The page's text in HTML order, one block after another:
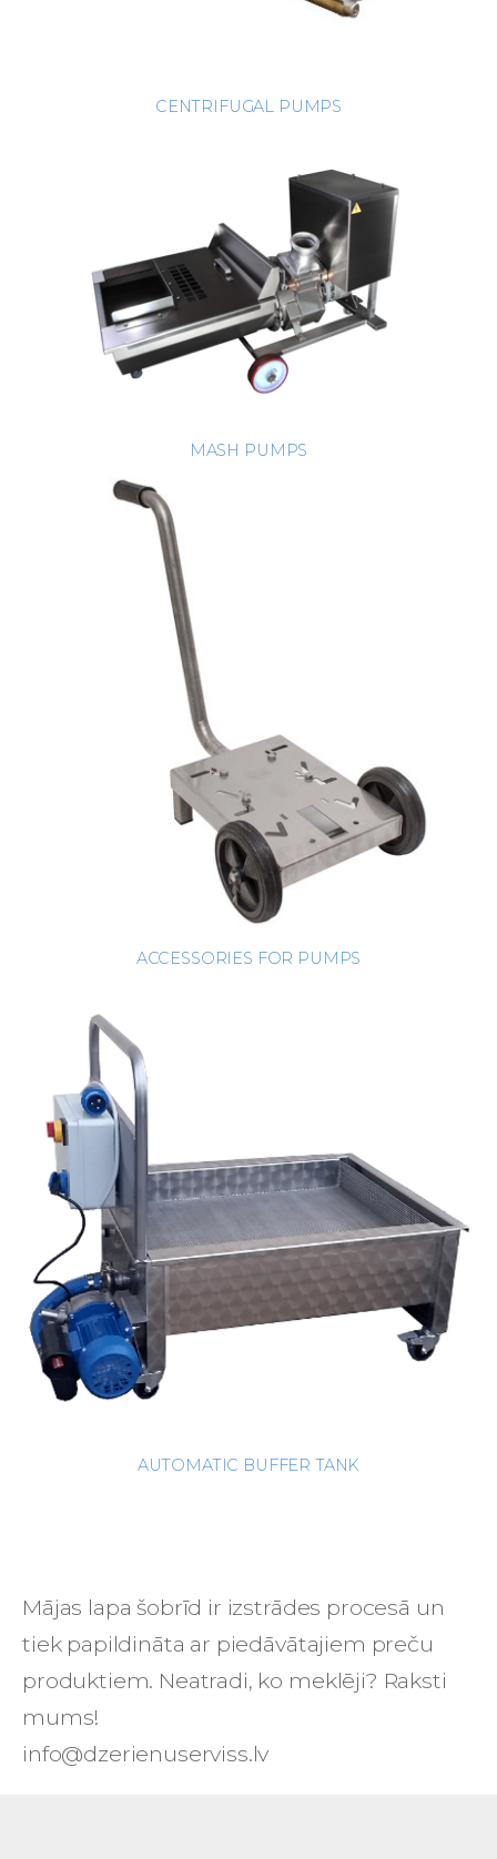
Mājas lapa šobrīd ir izstrādes procesā un
tiek papildināta ar piedāvātajiem preču
produktiem. Neatradi, ko meklēji? Raksti
mums!
info@dzerienuserviss.lv
CENTRIFUGAL PUMPS
MASH PUMPS
ACCESSORIES FOR PUMPS
AUTOMATIC BUFFER TANK